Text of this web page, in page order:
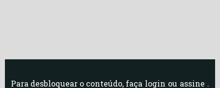
Para desbloquear o conteúdo, faça login ou assine .